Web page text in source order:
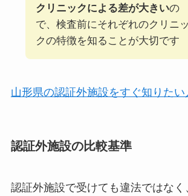
クリニックによる差が大きいの
で、検査前にそれぞれのクリニッ
クの特徴を知ることが大切です
山形県の認証外施設をすぐ知りた
認証外施設の比較基準
認証外施設で受けても違法ではなく